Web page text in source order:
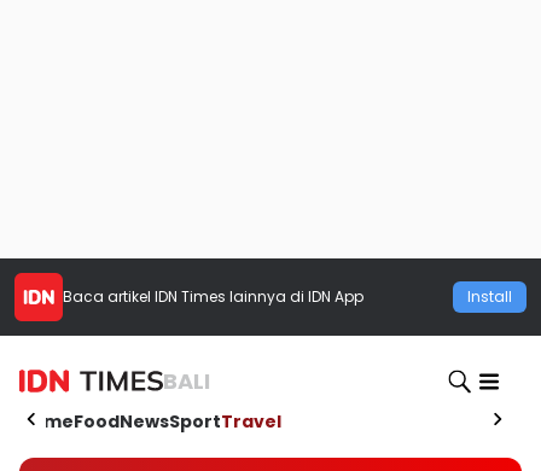
Baca artikel IDN Times lainnya di IDN App Install
BALI
HomeFoodNewsSportTravel